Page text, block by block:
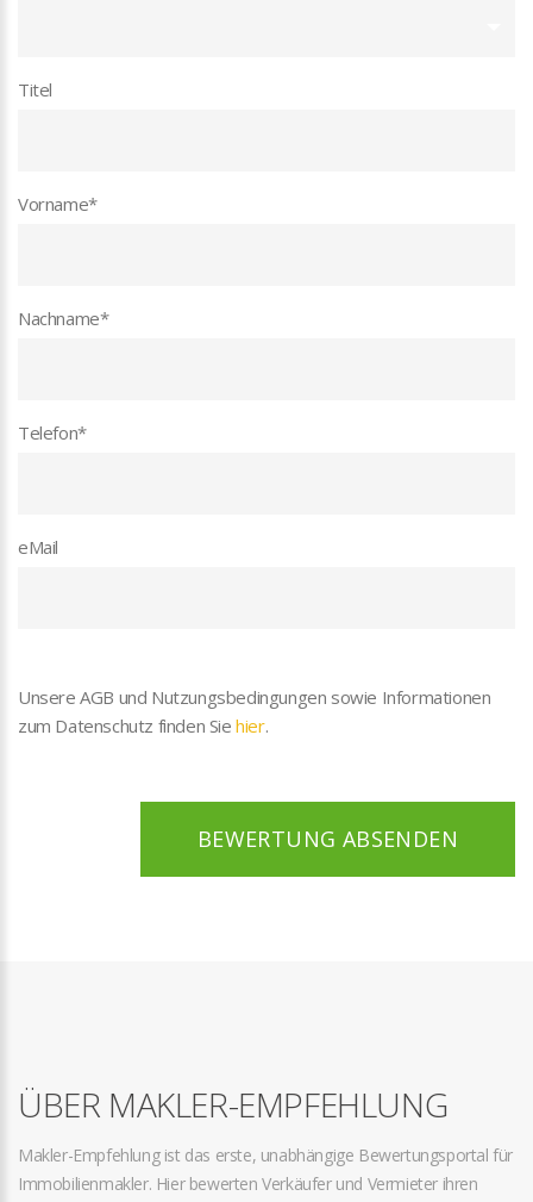
Titel
Vorname*
Nachname*
Telefon*
eMail
Unsere AGB und Nutzungsbedingungen sowie Informationen
zum Datenschutz finden Siehier.
BEWERTUNG ABSENDEN
ÜBER MAKLER-EMPFEHLUNG
Makler-Empfehlung ist das erste, unabhängige Bewertungsportal für
Immobilienmakler. Hier bewerten Verkäufer und Vermieter ihren